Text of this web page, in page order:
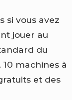
si vous avez
jouer au
du
machines à
et des